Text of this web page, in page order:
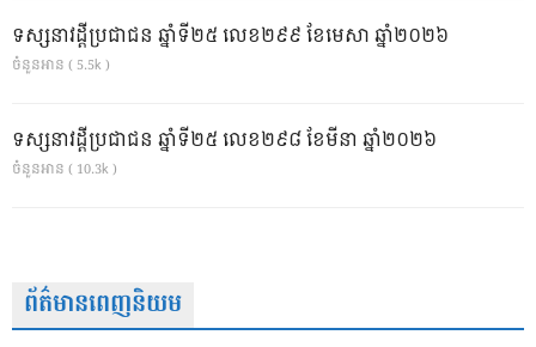
ទស្សនាវដ្ដីប្រជាជន ឆ្នាំទី២៥ លេខ២៩៩ ខែមេសា ឆ្នាំ២០២៦
ចំនួនអាន ( 5.5k )
ទស្សនាវដ្ដីប្រជាជន ឆ្នាំទី២៥ លេខ២៩៨ ខែមីនា ឆ្នាំ២០២៦
ចំនួនអាន ( 10.3k )
ព័ត៌មានពេញនិយម